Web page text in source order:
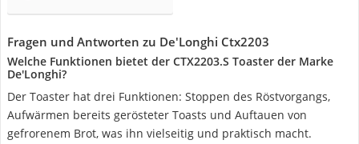
Fragen und Antworten zu De'Longhi Ctx2203
Welche Funktionen bietet der CTX2203.S Toaster der Marke
De'Longhi?
Der Toaster hat drei Funktionen: Stoppen des Röstvorgangs,
Aufwärmen bereits gerösteter Toasts und Auftauen von
gefrorenem Brot, was ihn vielseitig und praktisch macht.